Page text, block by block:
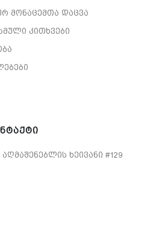
მონაცემთა დაცვა
კითხვები
ხეივანი #129